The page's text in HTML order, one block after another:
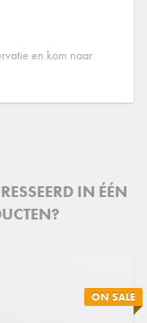
en kom naar
IN ÉÉN
ON SALE